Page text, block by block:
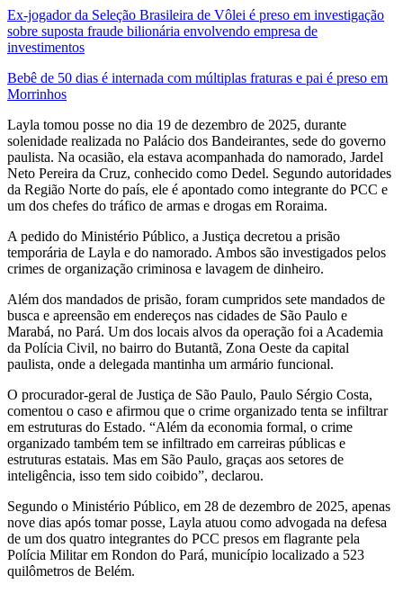
Ex-jogador da Seleção Brasileira de Vôlei é preso em investigação
sobre suposta fraude bilionária envolvendo empresa de
investimentos
Bebê de 50 dias é internada com múltiplas fraturas e pai é preso em
Morrinhos
Layla tomou posse no dia 19 de dezembro de 2025, durante
solenidade realizada no Palácio dos Bandeirantes, sede do governo
paulista. Na ocasião, ela estava acompanhada do namorado, Jardel
Neto Pereira da Cruz, conhecido como Dedel. Segundo autoridades
da Região Norte do país, ele é apontado como integrante do PCC e
um dos chefes do tráfico de armas e drogas em Roraima.
A pedido do Ministério Público, a Justiça decretou a prisão
temporária de Layla e do namorado. Ambos são investigados pelos
crimes de organização criminosa e lavagem de dinheiro.
Além dos mandados de prisão, foram cumpridos sete mandados de
busca e apreensão em endereços nas cidades de São Paulo e
Marabá, no Pará. Um dos locais alvos da operação foi a Academia
da Polícia Civil, no bairro do Butantã, Zona Oeste da capital
paulista, onde a delegada mantinha um armário funcional.
O procurador-geral de Justiça de São Paulo, Paulo Sérgio Costa,
comentou o caso e afirmou que o crime organizado tenta se infiltrar
em estruturas do Estado. “Além da economia formal, o crime
organizado também tem se infiltrado em carreiras públicas e
estruturas estatais. Mas em São Paulo, graças aos setores de
inteligência, isso tem sido coibido”, declarou.
Segundo o Ministério Público, em 28 de dezembro de 2025, apenas
nove dias após tomar posse, Layla atuou como advogada na defesa
de um dos quatro integrantes do PCC presos em flagrante pela
Polícia Militar em Rondon do Pará, município localizado a 523
quilômetros de Belém.